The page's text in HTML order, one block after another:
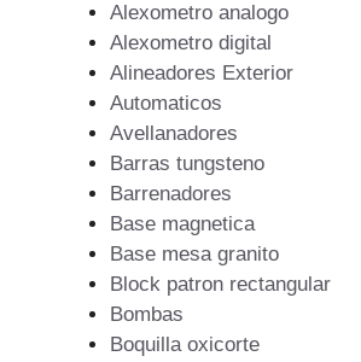
Alexometro analogo
Alexometro digital
Alineadores Exterior
Automaticos
Avellanadores
Barras tungsteno
Barrenadores
Base magnetica
Base mesa granito
Block patron rectangular
Bombas
Boquilla oxicorte